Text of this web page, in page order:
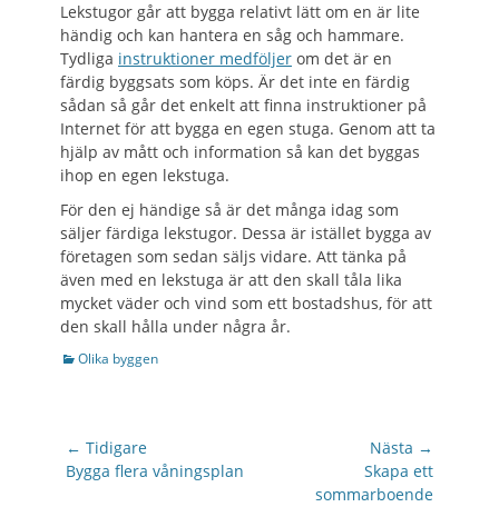
Lekstugor går att bygga relativt lätt om en är lite
händig och kan hantera en såg och hammare.
Tydliga instruktioner medföljer om det är en
färdig byggsats som köps. Är det inte en färdig
sådan så går det enkelt att finna instruktioner på
Internet för att bygga en egen stuga. Genom att ta
hjälp av mått och information så kan det byggas
ihop en egen lekstuga.
För den ej händige så är det många idag som
säljer färdiga lekstugor. Dessa är istället bygga av
företagen som sedan säljs vidare. Att tänka på
även med en lekstuga är att den skall tåla lika
mycket väder och vind som ett bostadshus, för att
den skall hålla under några år.
Categories
Olika byggen
Inläggsnavigering
← Tidigare
Previous
Bygga flera våningsplan
Nästa →
Skapa ett
sommarboende